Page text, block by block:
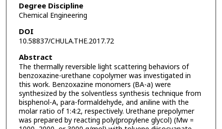
Degree Discipline
Chemical Engineering
DOI
10.58837/CHULA.THE.2017.72
Abstract
The thermally reversible light scattering behaviors of
benzoxazine-urethane copolymer was investigated in
this work. Benzoxazine monomers (BA-a) were
synthesized by the solventless synthesis technique from
bisphenol-A, para-formaldehyde, and aniline with the
molar ratio of 1:4:2, respectively. Urethane prepolymer
was prepared by reacting poly(propylene glycol) (Mw =